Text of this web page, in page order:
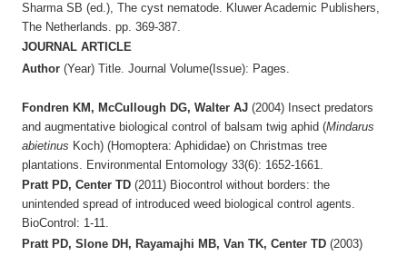
Sharma SB (ed.), The cyst nematode. Kluwer Academic Publishers,
The Netherlands. pp. 369-387.
JOURNAL ARTICLE
Author (Year) Title. Journal Volume(Issue): Pages.
Fondren KM, McCullough DG, Walter AJ (2004) Insect predators
and augmentative biological control of balsam twig aphid (Mindarus
abietinus Koch) (Homoptera: Aphididae) on Christmas tree
plantations. Environmental Entomology 33(6): 1652-1661.
Pratt PD, Center TD (2011) Biocontrol without borders: the
unintended spread of introduced weed biological control agents.
BioControl: 1-11.
Pratt PD, Slone DH, Rayamajhi MB, Van TK, Center TD (2003)